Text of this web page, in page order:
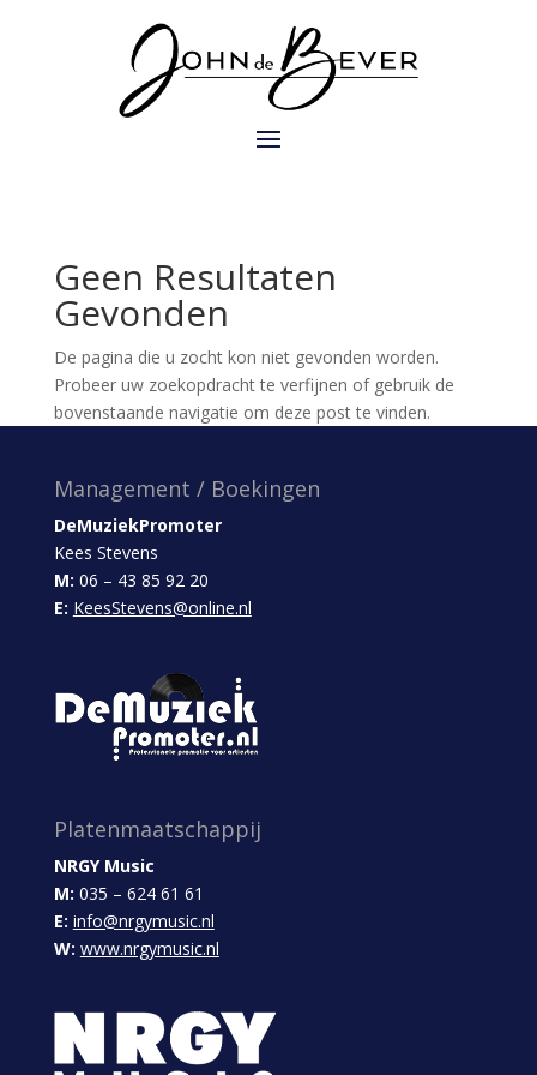
Geen Resultaten
Gevonden
De pagina die u zocht kon niet gevonden worden.
Probeer uw zoekopdracht te verfijnen of gebruik de
bovenstaande navigatie om deze post te vinden.
Management / Boekingen
DeMuziekPromoter
Kees Stevens
M: 06 – 43 85 92 20
E: KeesStevens@online.nl
Platenmaatschappij
NRGY Music
M: 035 – 624 61 61
E: info@nrgymusic.nl
W: www.nrgymusic.nl